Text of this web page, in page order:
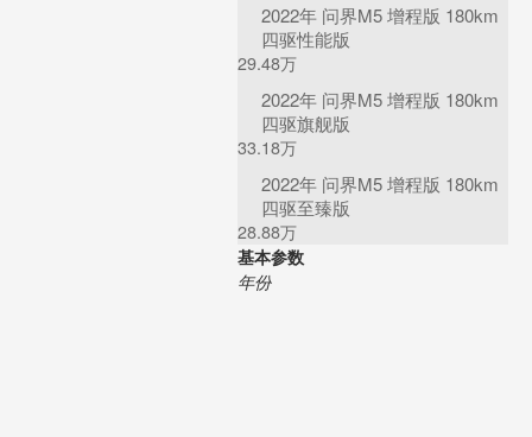
2022年 问界M5 增程版 180km
四驱性能版
29.48万
2022年 问界M5 增程版 180km
四驱旗舰版
33.18万
2022年 问界M5 增程版 180km
四驱至臻版
28.88万
基本参数
年份